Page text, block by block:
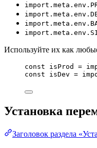
Используйте их как
const isProd =
const isDev =
Установка
Заголовок раздела